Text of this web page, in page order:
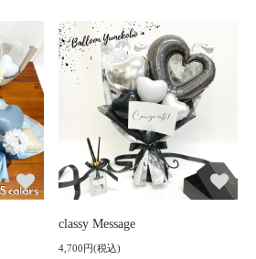
classy Message
4,700円(税込)